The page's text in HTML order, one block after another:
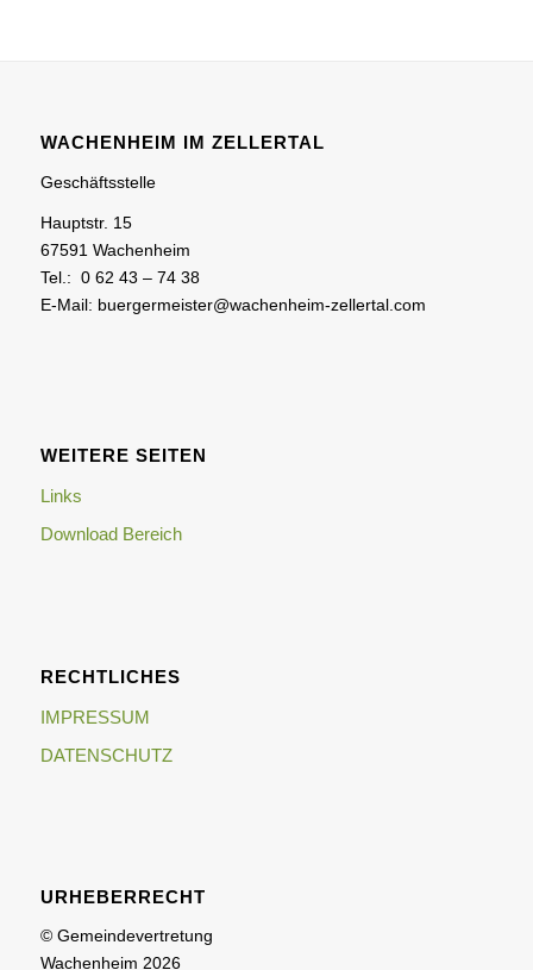
WACHENHEIM IM ZELLERTAL
Geschäftsstelle
Hauptstr. 15
67591 Wachenheim
Tel.: 0 62 43 – 74 38
E-Mail: buergermeister@wachenheim-zellertal.com
WEITERE SEITEN
Links
Download Bereich
RECHTLICHES
IMPRESSUM
DATENSCHUTZ
URHEBERRECHT
© Gemeindevertretung
Wachenheim 2026